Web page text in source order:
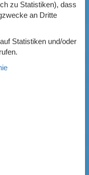
zu Statistiken), dass
an Dritte
Statistiken und/oder